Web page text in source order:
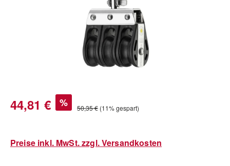
Verkaufspreis:
44,81 € % Regulärer Preis:
50,35 € (11% gespart)
Preise inkl. MwSt. zzgl. Versandkosten